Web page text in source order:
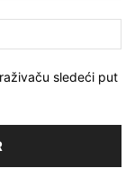
sledeći put